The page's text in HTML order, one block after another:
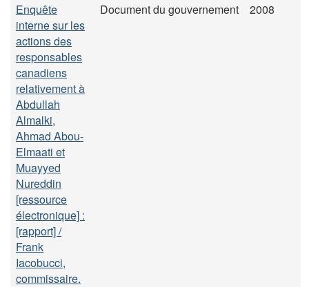
Enquête
interne sur les
actions des
responsables
canadiens
relativement à
Abdullah
Almalki,
Ahmad Abou-
Elmaati et
Muayyed
Nureddin
[ressource
électronique] :
[rapport] /
Frank
Iacobucci,
commissaire.
Document du gouvernement 2008